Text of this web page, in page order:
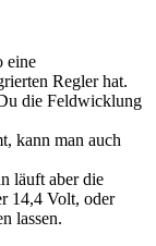
eine
Regler hat.
die Feldwicklung
kann man auch
läuft aber die
14,4 Volt, oder
lassen.